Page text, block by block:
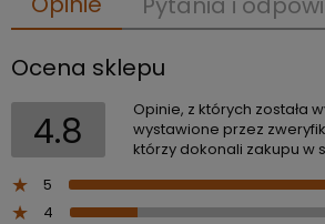
Ocena sklepu
4.8
Opinie, z których została
wystawione przez
którzy dokonali zakupu w
5
4